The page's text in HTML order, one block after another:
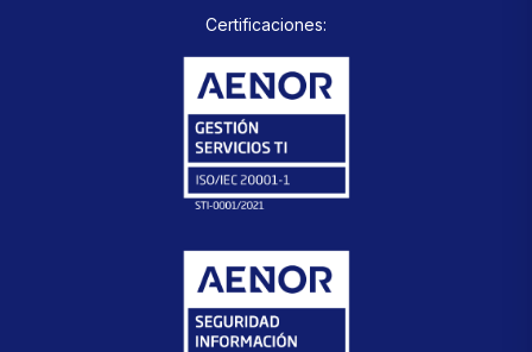
Certificaciones: